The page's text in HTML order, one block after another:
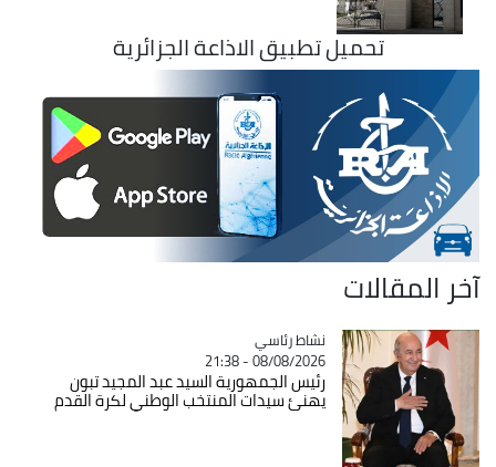
تحميل تطبيق الاذاعة الجزائرية
آخر المقالات
Catégorie
نشاط رئاسي
08/08/2026 - 21:38
رئيس الجمهورية السيد عبد المجيد تبون
يهنئ سيدات المنتخب الوطني لكرة القدم